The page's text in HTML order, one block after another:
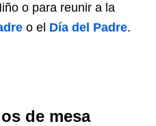
o para reunir a la
o el Día del Padre.
de mesa